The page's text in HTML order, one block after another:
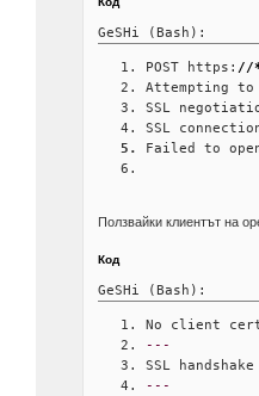
GeSHi (Bash):
POST https: //
Attempting
SSL
SSL
Failed to
Ползвайки клиентът на
Код
GeSHi (Bash):
No client
---
SSL
---